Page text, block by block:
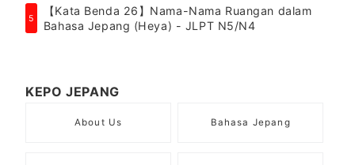
5
【Kata Benda 26】Nama-Nama Ruangan dalam
Bahasa Jepang (Heya) - JLPT N5/N4
KEPO JEPANG
About Us Bahasa Jepang